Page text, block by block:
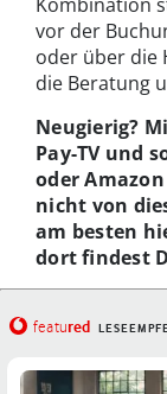
vor der
oder über die
die Beratung
Neugierig?
Pay-TV und
oder
nicht von
am besten
dort findest
featured